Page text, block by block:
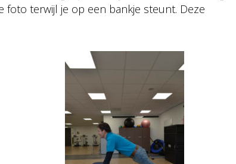
terwijl je op een bankje steunt. Deze